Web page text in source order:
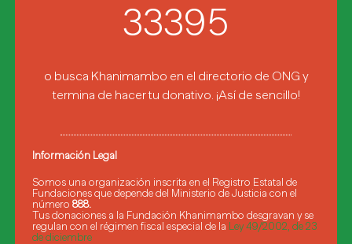
33395
o busca Khanimambo en el directorio de ONG y
termina de hacer tu donativo. ¡Así de sencillo!
Información Legal
Somos una organización inscrita en el Registro Estatal de
Fundaciones que depende del Ministerio de Justicia con el
número 888.
Tus donaciones a la Fundación Khanimambo desgravan y se
regulan con el régimen fiscal especial de la Ley 49/2002, de 23
de diciembre